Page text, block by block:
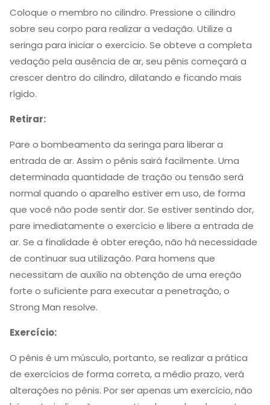
Coloque o membro no cilindro. Pressione o cilindro
sobre seu corpo para realizar a vedação. Utilize a
seringa para iniciar o exercício. Se obteve a completa
vedação pela ausência de ar, seu pênis começará a
crescer dentro do cilindro, dilatando e ficando mais
rígido.
Retirar:
Pare o bombeamento da seringa para liberar a
entrada de ar. Assim o pênis sairá facilmente. Uma
determinada quantidade de tração ou tensão será
normal quando o aparelho estiver em uso, de forma
que você não pode sentir dor. Se estiver sentindo dor,
pare imediatamente o exercício e libere a entrada de
ar. Se a finalidade é obter ereção, não há necessidade
de continuar sua utilização. Para homens que
necessitam de auxílio na obtenção de uma ereção
forte o suficiente para executar a penetração, o
Strong Man resolve.
Exercício:
O pênis é um músculo, portanto, se realizar a prática
de exercícios de forma correta, a médio prazo, verá
alterações no pênis. Por ser apenas um exercício, não